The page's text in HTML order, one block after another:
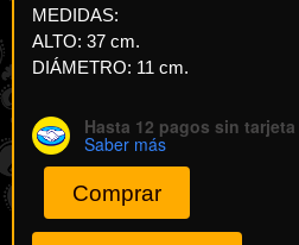
MEDIDAS:
ALTO: 37 cm.
DIÁMETRO: 11 cm.
Hasta 12 pagos sin tarjeta
Saber más
Comprar